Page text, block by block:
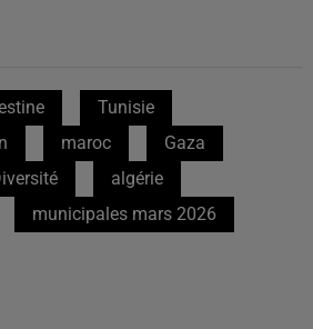
Tunisie
maroc
Gaza
algérie
municipales mars 2026